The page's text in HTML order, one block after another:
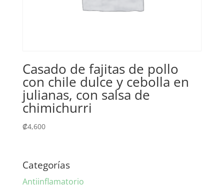
Casado de fajitas de pollo
con chile dulce y cebolla en
julianas, con salsa de
chimichurri
₡4,600
Categorías
Antiinflamatorio